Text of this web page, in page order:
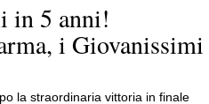
in 5 anni!
i Giovanissimi
la straordinaria vittoria in finale